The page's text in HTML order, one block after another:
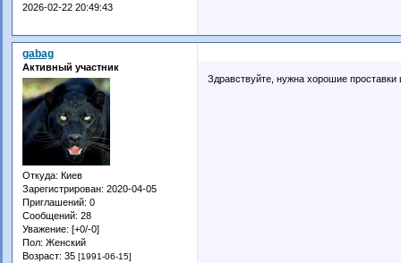
2026-02-22 20:49:43
gabag
Активный участник
Откуда: Киев
Зарегистрирован: 2020-04-05
Приглашений: 0
Сообщений: 28
Уважение: [+0/-0]
Пол: Женский
Возраст: 35 [1991-06-15]
Здравствуйте, нужна хорошие